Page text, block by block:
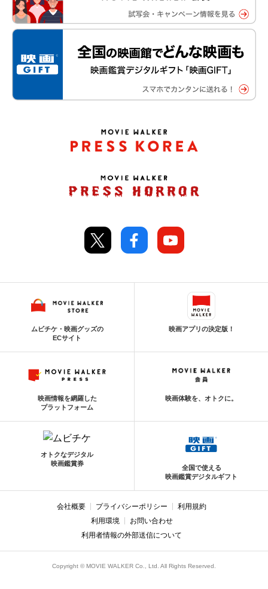
ムビチケ・映画グッズの
ECサイト
映画アプリの決定版！
映画情報を網羅した
プラットフォーム
映画体験を、オトクに。
オトクなデジタル
映画鑑賞券
全国で使える
映画鑑賞デジタルギフト
会社概要 プライバシーポリシー
利用規約
利用環境
お問い合わせ
利用者情報の外部送信について
Copyright © MOVIE WALKER Co., Ltd. All Rights Reserved.